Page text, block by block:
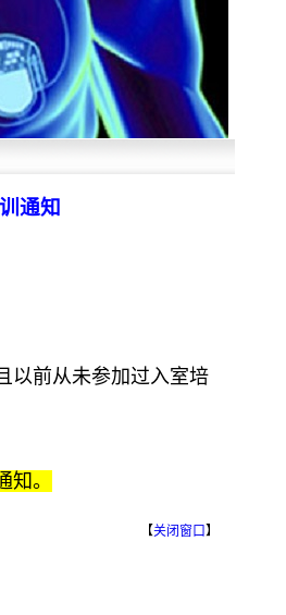
通知
以前从未参加过入室培
。
【关闭窗口】